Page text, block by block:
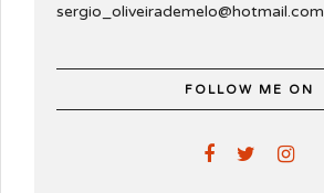
sergio_oliveirademelo@hotmail.com
FOLLOW ME ON